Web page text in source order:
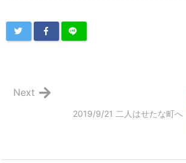
2019/9/21 二人はせたな町へ
Next